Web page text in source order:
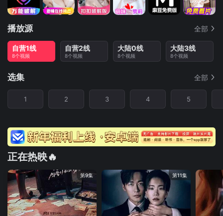
播放源 全部
自营1线
8个视频
自营2线
8个视频
大陆0线
8个视频
大陆3线
8个视频
选集 全部
1 2 3 4 5
正在热映🔥
第9集 第11集